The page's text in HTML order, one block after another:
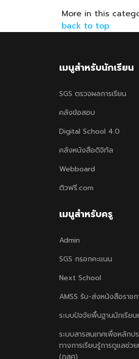
More in this
back to top
เมนูสำหรับนักเรียน
SGS ตรวจผลการเรียน
คลังข้อสอบ
Digital School 4.0
คลังหนังสือดิจิทัล
Webboard
ติวฟรี.com
เมนูสำหรับครู
Admin
SGS กรอกคะแนน
Next School
AMSS รับ-ส่งหนังสือราชก
ระบบปัจจัยพื้นฐานนักเรียน
ระบบสารสนเทศเพื่อหลักป
ทางการเรียนรู้การดูแลช่ว
(กสศ)